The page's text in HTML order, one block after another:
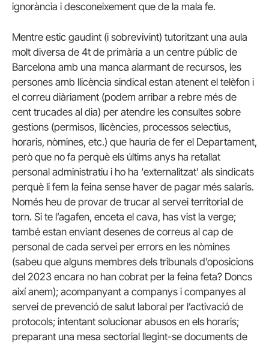
ignorància i desconeixement que de la mala fe.
Mentre estic gaudint (i sobrevivint) tutoritzant una aula
molt diversa de 4t de primària a un centre públic de
Barcelona amb una manca alarmant de recursos, les
persones amb llicència sindical estan atenent el telèfon i
el correu diàriament (podem arribar a rebre més de
cent trucades al dia) per atendre les consultes sobre
gestions (permisos, llicències, processos selectius,
horaris, nòmines, etc.) que hauria de fer el Departament,
però que no fa perquè els últims anys ha retallat
personal administratiu i ho ha ‘externalitzat’ als sindicats
perquè li fem la feina sense haver de pagar més salaris.
Només heu de provar de trucar al servei territorial de
torn. Si te l’agafen, enceta el cava, has vist la verge;
també estan enviant desenes de correus al cap de
personal de cada servei per errors en les nòmines
(sabeu que alguns membres dels tribunals d’oposicions
del 2023 encara no han cobrat per la feina feta? Doncs
així anem); acompanyant a companys i companyes al
servei de prevenció de salut laboral per l’activació de
protocols; intentant solucionar abusos en els horaris;
preparant una mesa sectorial llegint-se documents de